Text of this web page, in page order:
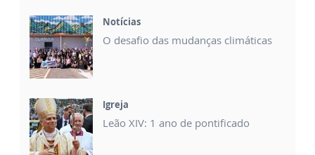
Notícias
O desafio das mudanças climáticas
Igreja
Leão XIV: 1 ano de pontificado